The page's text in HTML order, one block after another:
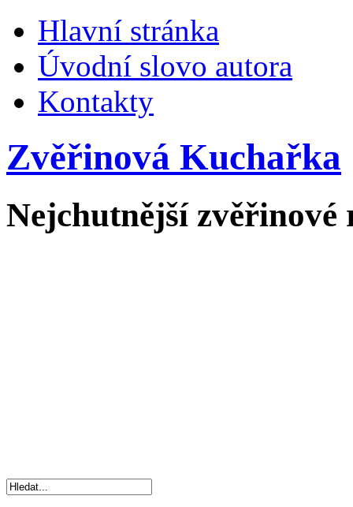
Hlavní stránka
Úvodní slovo autora
Kontakty
Zvěřinová Kuchařka
Nejchutnější zvěřinové